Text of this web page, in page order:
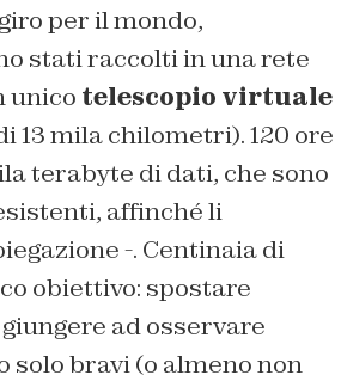
per il mondo,
stati raccolti in una rete
unico telescopio virtuale
13 mila chilometri). 120 ore
terabyte di dati, che sono
affinché li
-. Centinaia di
obiettivo: spostare
ad osservare
solo bravi (o almeno non